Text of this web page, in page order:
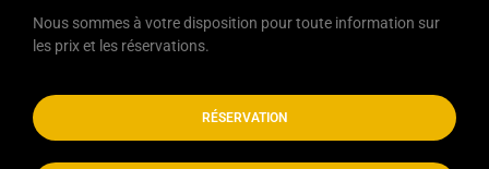
Nous sommes à votre disposition pour toute information sur
les prix et les réservations.
RÉSERVATION